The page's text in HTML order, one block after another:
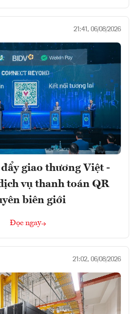
21:41, 06/08/2026
giao thương Việt -
vụ thanh toán QR
biên giới
Đọc ngay
21:02, 06/08/2026